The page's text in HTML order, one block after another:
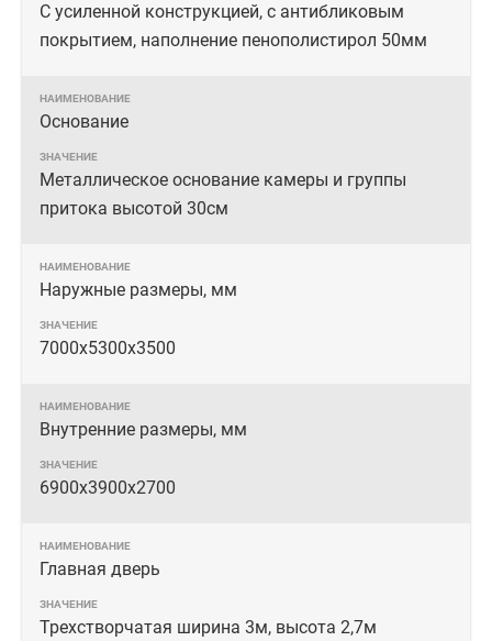
С усиленной конструкцией, с антибликовым
покрытием, наполнение пенополистирол 50мм
Основание
Металлическое основание камеры и группы
притока высотой 30см
Наружные размеры, мм
7000х5300х3500
Внутренние размеры, мм
6900х3900х2700
Главная дверь
Трехстворчатая ширина 3м, высота 2,7м